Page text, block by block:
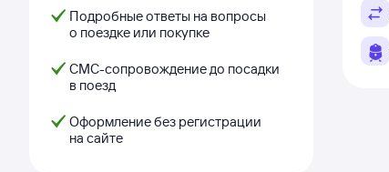
Подробные ответы на вопросы
о поездке или покупке
СМС-сопровождение до посадки
в поезд
Оформление без регистрации
на сайте